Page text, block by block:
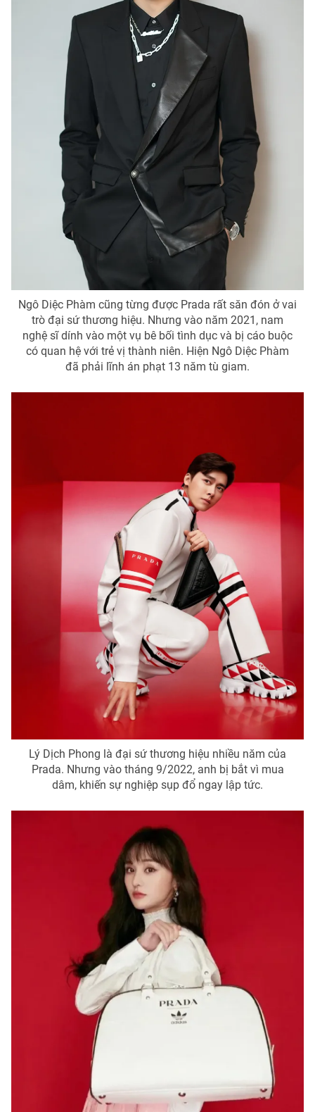
Ngô Diệc Phàm cũng từng được Prada rất săn đón ở vai
trò đại sứ thương hiệu. Nhưng vào năm 2021, nam
nghệ sĩ dính vào một vụ bê bối tình dục và bị cáo buộc
có quan hệ với trẻ vị thành niên. Hiện Ngô Diệc Phàm
đã phải lĩnh án phạt 13 năm tù giam.
Lý Dịch Phong là đại sứ thương hiệu nhiều năm của
Prada. Nhưng vào tháng 9/2022, anh bị bắt vì mua
dâm, khiến sự nghiệp sụp đổ ngay lập tức.